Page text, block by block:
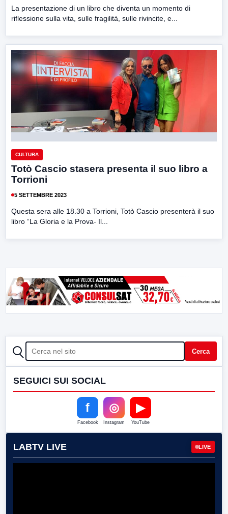
La presentazione di un libro che diventa un momento di
riflessione sulla vita, sulle fragilità, sulle rivincite, e...
CULTURA
Totò Cascio stasera presenta il suo libro a
Torrioni
5 SETTEMBRE 2023
Questa sera alle 18.30 a Torrioni, Totò Cascio presenterà il suo
libro “La Gloria e la Prova- Il...
CERCA Cerca
SEGUICI SUI SOCIAL
f
Facebook
◎
Instagram
▶
YouTube
LABTV LIVE LIVE